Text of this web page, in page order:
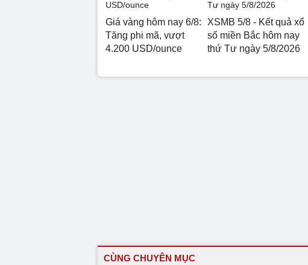
Giá vàng hôm nay 6/8:
Tăng phi mã, vượt
4.200 USD/ounce
XSMB 5/8 - Kết quả xổ
số miền Bắc hôm nay
thứ Tư ngày 5/8/2026
CÙNG CHUYÊN MỤC